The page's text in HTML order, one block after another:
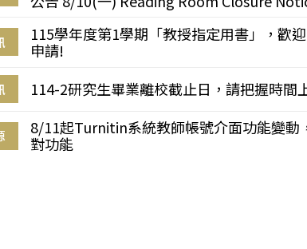
115學年度第1學期「教授指定用書」，歡
申請!
114-2研究生畢業離校截止日，請把握時間
8/11起Turnitin系統教師帳號介面功能變動
對功能